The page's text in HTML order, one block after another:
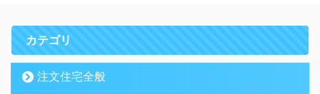
カテゴリ
注文住宅全般